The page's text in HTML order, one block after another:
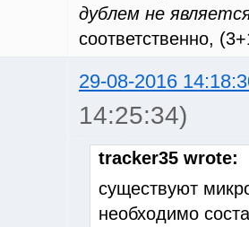
дублем не
соответственно,
29-08-2016
14:25:34)
tracker35 wrote:
существуют
необходимо